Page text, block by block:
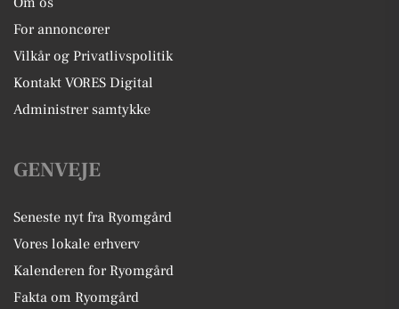
For annoncører
Vilkår og Privatlivspolitik
Kontakt VORES Digital
Administrer samtykke
GENVEJE
Seneste nyt fra Ryomgård
Vores lokale erhverv
Kalenderen for Ryomgård
Fakta om Ryomgård